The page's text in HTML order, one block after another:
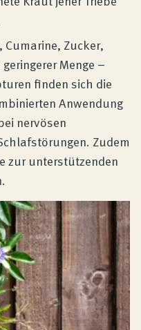
Zucker,
Menge –
finden sich die
Anwendung
nervösen
Zudem
zur unterstützenden